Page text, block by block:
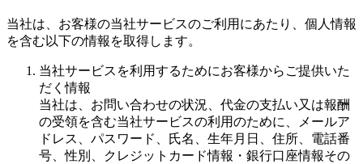
当社は、お客様の当社サービスのご利用にあたり、個人情報
を含む以下の情報を取得します。
当社サービスを利用するためにお客様からご提供いた
だく情報
当社は、お問い合わせの状況、代金の支払い又は報酬
の受領を含む当社サービスの利用のために、メールア
ドレス、パスワード、氏名、生年月日、住所、電話番
号、性別、クレジットカード情報・銀行口座情報その